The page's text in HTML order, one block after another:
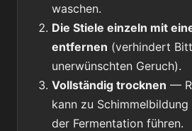
waschen.
Die Stiele einzeln mit
entfernen (verhindert
unerwünschten Geruch).
Vollständig trocknen —
kann zu
der Fermentation führen.